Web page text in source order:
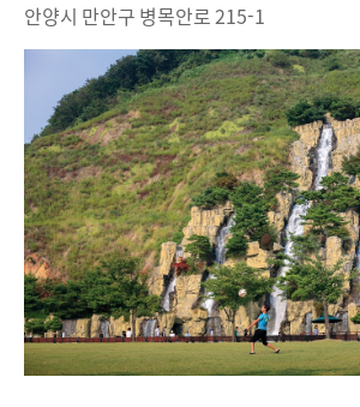
안양시 만안구 병목안로 215-1